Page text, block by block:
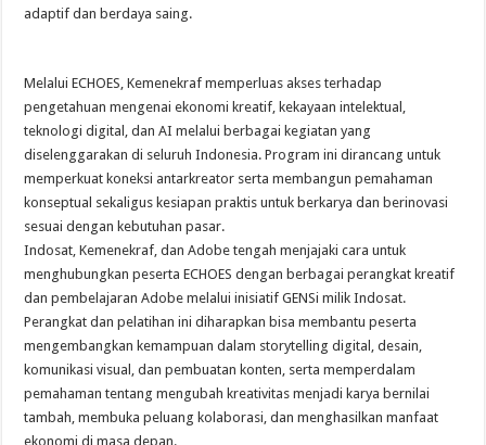
adaptif dan berdaya saing.
Melalui ECHOES, Kemenekraf memperluas akses terhadap
pengetahuan mengenai ekonomi kreatif, kekayaan intelektual,
teknologi digital, dan AI melalui berbagai kegiatan yang
diselenggarakan di seluruh Indonesia. Program ini dirancang untuk
memperkuat koneksi antarkreator serta membangun pemahaman
konseptual sekaligus kesiapan praktis untuk berkarya dan berinovasi
sesuai dengan kebutuhan pasar.
Indosat, Kemenekraf, dan Adobe tengah menjajaki cara untuk
menghubungkan peserta ECHOES dengan berbagai perangkat kreatif
dan pembelajaran Adobe melalui inisiatif GENSi milik Indosat.
Perangkat dan pelatihan ini diharapkan bisa membantu peserta
mengembangkan kemampuan dalam storytelling digital, desain,
komunikasi visual, dan pembuatan konten, serta memperdalam
pemahaman tentang mengubah kreativitas menjadi karya bernilai
tambah, membuka peluang kolaborasi, dan menghasilkan manfaat
ekonomi di masa depan.